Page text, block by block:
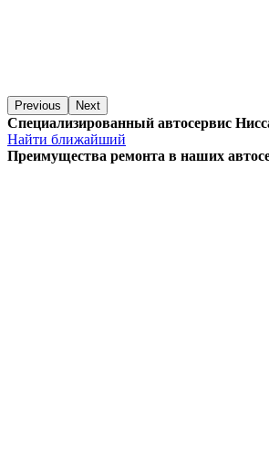
Previous Next
Специализированный автосервис
Найти ближайший
Преимущества ремонта в наших